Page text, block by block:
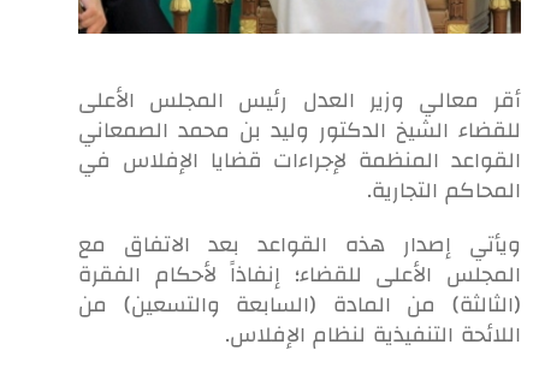
أقر معالي وزير العدل رئيس المجلس الأعلى
للقضاء الشيخ الدكتور وليد بن محمد الصمعاني
القواعد المنظمة لإجراءات قضايا الإفلاس في
المحاكم التجارية.
ويأتي إصدار هذه القواعد بعد الاتفاق مع
المجلس الأعلى للقضاء؛ إنفاذاً لأحكام الفقرة
(الثالثة) من المادة (السابعة والتسعين) من
اللائحة التنفيذية لنظام الإفلاس.